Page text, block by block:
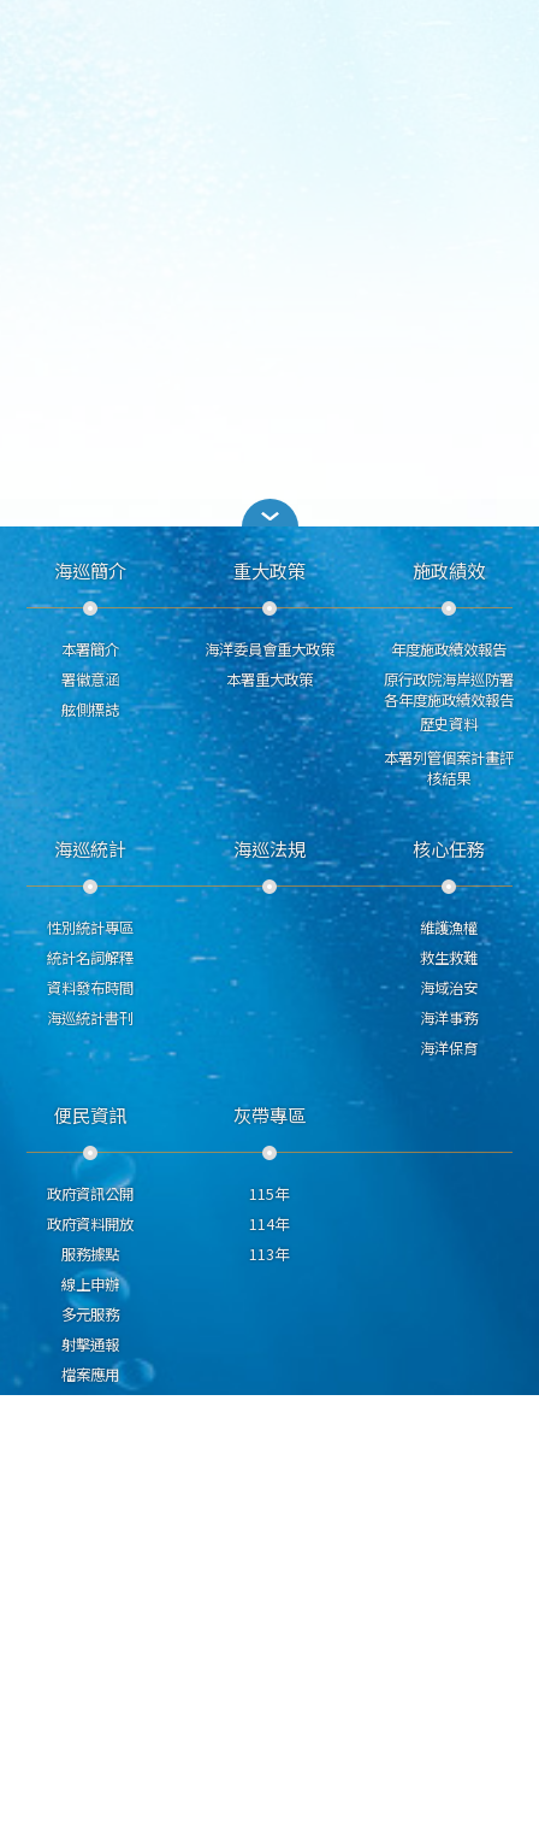
海巡簡介
本署簡介
署徽意涵
舷側標誌
重大政策
海洋委員會重大政策
本署重大政策
施政績效
年度施政績效報告
原行政院海岸巡防署
各年度施政績效報告
歷史資料
本署列管個案計畫評
核結果
海巡統計
性別統計專區
統計名詞解釋
資料發布時間
海巡統計書刊
海巡法規 核心任務
維護漁權
救生救難
海域治安
海洋事務
海洋保育
便民資訊
政府資訊公開
政府資料開放
服務據點
線上申辦
多元服務
射擊通報
檔案應用
灰帶專區
115年
114年
113年